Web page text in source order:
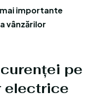
importante
vânzărilor
pe
electrice